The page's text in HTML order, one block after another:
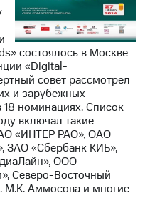
состоялось в Москве
«Digital-
совет рассмотрел
и зарубежных
номинациях. Список
включал такие
«ИНТЕР РАО», ОАО
ЗАО «Сбербанк КИБ»,
ООО
Северо-Восточный
М.К. Аммосова и многие